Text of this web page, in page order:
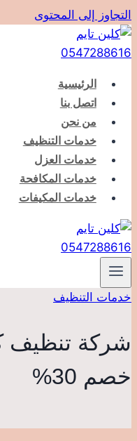
التجاوز إلى المحتوى
الرئيسية
اتصل بنا
من نحن
خدمات التنظيف
خدمات العزل
خدمات المكافحة
خدمات المكيفات
خدمات التنظيف
شركة تنظيف
خصم 30%